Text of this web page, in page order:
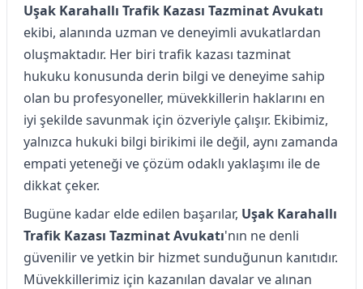
Uşak Karahallı Trafik Kazası Tazminat Avukatı
ekibi, alanında uzman ve deneyimli avukatlardan
oluşmaktadır. Her biri trafik kazası tazminat
hukuku konusunda derin bilgi ve deneyime sahip
olan bu profesyoneller, müvekkillerin haklarını en
iyi şekilde savunmak için özveriyle çalışır. Ekibimiz,
yalnızca hukuki bilgi birikimi ile değil, aynı zamanda
empati yeteneği ve çözüm odaklı yaklaşımı ile de
dikkat çeker.
Bugüne kadar elde edilen başarılar, Uşak Karahallı
Trafik Kazası Tazminat Avukatı'nın ne denli
güvenilir ve yetkin bir hizmet sunduğunun kanıtıdır.
Müvekkillerimiz için kazanılan davalar ve alınan